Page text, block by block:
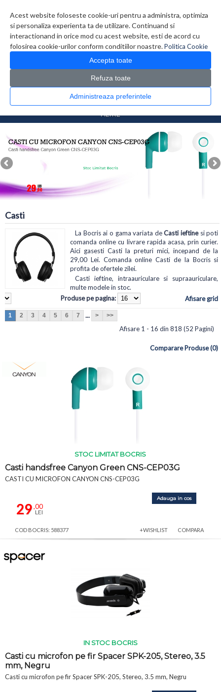
Acest website foloseste cookie-uri pentru a administra, optimiza
si personaliza experienta ta de utilizare. Continuand si
interactionand in orice mod cu acest website, esti de acord cu
folosirea cookie-urilor conform conditiilor noastre.Politica Cookie
Accepta toate
Refuza toate
Administreaza preferintele
0 produs(e)
CATALOG PRODUSE
Periferice > Casti
FILTRE
Casti
La Bocris ai o gama variata deCasti ieftinesi poti
comanda online cu livrare rapida acasa, prin curier.
Aici gasesti Casti la preturi mici, incepand de la
29,00 Lei. Comanda online Casti de la Bocris si
profita de ofertele zilei.
Casti ieftine, intraauriculare si supraauriculare,
multe modele in stoc.
Produse pe pagina:
Afisare grid
1 2 3 4 5 6 7 ... > >>
Afisare 1 - 16 din 818 (52 Pagini)
Comparare Produse (0)
STOC LIMITAT BOCRIS
Casti handsfree Canyon Green CNS-CEP03G
CASTI CU MICROFON CANYON CNS-CEP03G
29,00
LEI
Adauga in cos
COD BOCRIS: 588377 +WISHLIST COMPARA
IN STOC BOCRIS
Casti cu microfon pe fir Spacer SPK-205, Stereo, 3.5
mm, Negru
Casti cu microfon pe fir Spacer SPK-205, Stereo, 3.5 mm, Negru